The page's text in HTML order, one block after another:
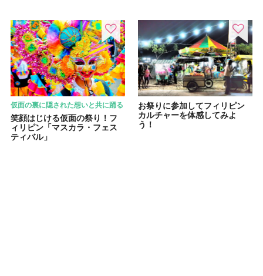
仮面の裏に隠された想いと共に踊る
笑顔はじける仮面の祭り！フ
ィリピン「マスカラ・フェス
ティバル」
お祭りに参加してフィリピン
カルチャーを体感してみよ
う！